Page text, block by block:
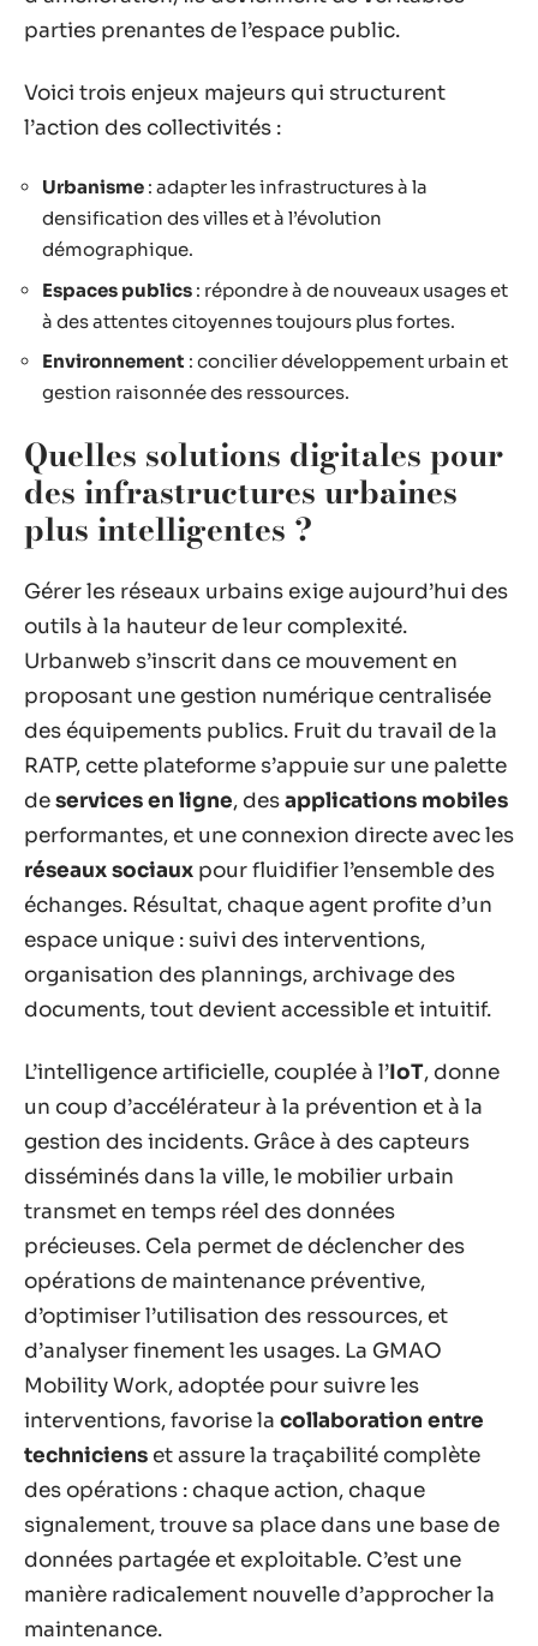
parties prenantes de l’espace public.
Voici trois enjeux majeurs qui structurent
l’action des collectivités :
Urbanisme : adapter les infrastructures à la
densification des villes et à l’évolution
démographique.
Espaces publics : répondre à de nouveaux usages et
à des attentes citoyennes toujours plus fortes.
Environnement : concilier développement urbain et
gestion raisonnée des ressources.
Quelles solutions digitales pour
des infrastructures urbaines
plus intelligentes ?
Gérer les réseaux urbains exige aujourd’hui des
outils à la hauteur de leur complexité.
Urbanweb s’inscrit dans ce mouvement en
proposant une gestion numérique centralisée
des équipements publics. Fruit du travail de la
RATP, cette plateforme s’appuie sur une palette
deservices en ligne, desapplications mobiles
performantes, et une connexion directe avec les
réseaux sociaux pour fluidifier l’ensemble des
échanges. Résultat, chaque agent profite d’un
espace unique : suivi des interventions,
organisation des plannings, archivage des
documents, tout devient accessible et intuitif.
L’intelligence artificielle, couplée à l’IoT, donne
un coup d’accélérateur à la prévention et à la
gestion des incidents. Grâce à des capteurs
disséminés dans la ville, le mobilier urbain
transmet en temps réel des données
précieuses. Cela permet de déclencher des
opérations de maintenance préventive,
d’optimiser l’utilisation des ressources, et
d’analyser finement les usages. La GMAO
Mobility Work, adoptée pour suivre les
interventions, favorise la collaboration entre
techniciens et assure la traçabilité complète
des opérations : chaque action, chaque
signalement, trouve sa place dans une base de
données partagée et exploitable. C’est une
manière radicalement nouvelle d’approcher la
maintenance.